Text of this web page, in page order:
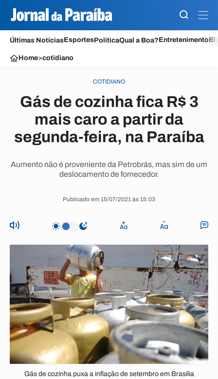
Últimas NotíciasEsportesPolíticaQual a Boa?Entretenimento
Home>cotidiano
COTIDIANO
Gás de cozinha fica R$ 3
mais caro a partir da
segunda-feira, na Paraíba
Aumento não é proveniente da Petrobrás, mas sim de um
deslocamento de fornecedor.
Publicado em 15/07/2021 às 15:03
Gás de cozinha puxa a inflação de setembro em Brasília